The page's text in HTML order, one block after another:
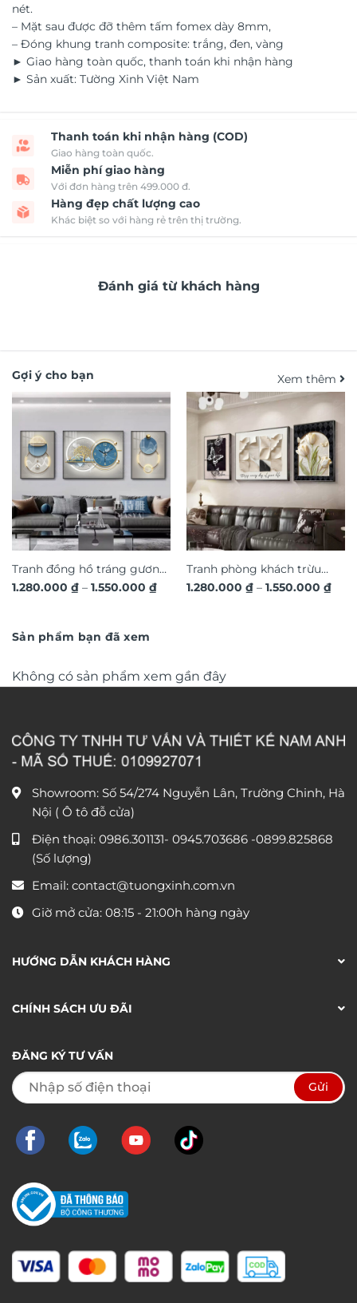
nét.
– Mặt sau được đỡ thêm tấm fomex dày 8mm,
– Đóng khung tranh composite: trắng, đen, vàng
► Giao hàng toàn quốc, thanh toán khi nhận hàng
► Sản xuất: Tường Xinh Việt Nam
Thanh toán khi nhận hàng (COD)
Giao hàng toàn quốc.
Miễn phí giao hàng
Với đơn hàng trên 499.000 đ.
Hàng đẹp chất lượng cao
Khác biệt so với hàng rẻ trên thị trường.
Đánh giá từ khách hàng
Gợi ý cho bạn Xem thêm
Tranh đồng hồ tráng gương
hươu 3D hiện đại TG4543
1.280.000 ₫ – 1.550.000 ₫Khoảng
Tranh phòng khách trừu
tượng hoa lá 3D nghệ thuật
1.280.000 ₫ – 1.550.000 ₫
Sản phẩm bạn đã xem
Không có sản phẩm xem gần đây
Showroom: Số 54/274 Nguyễn Lân, Trường Chinh, Hà
Nội ( Ô tô đỗ cửa)
Điện thoại: 0986.301131- 0945.703686 -0899.825868
(Số lượng)
Email: contact@tuongxinh.com.vn
Giờ mở cửa: 08:15 - 21:00h hàng ngày
HƯỚNG DẪN KHÁCH HÀNG
CHÍNH SÁCH ƯU ĐÃI
ĐĂNG KÝ TƯ VẤN